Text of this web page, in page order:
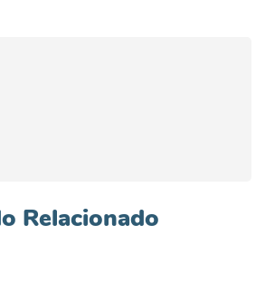
Relacionado